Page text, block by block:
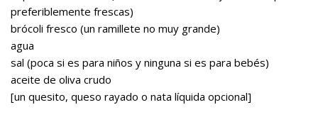
preferiblemente frescas)
brócoli fresco (un ramillete no muy grande)
agua
sal (poca si es para niños y ninguna si es para bebés)
aceite de oliva crudo
[un quesito, queso rayado o nata líquida opcional]